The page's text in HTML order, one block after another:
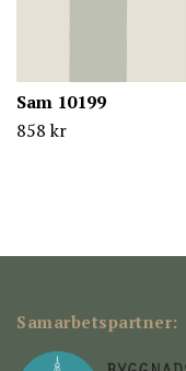
Sam 10199
858 kr
Samarbetspartner: